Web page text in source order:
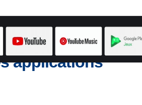
et
applications